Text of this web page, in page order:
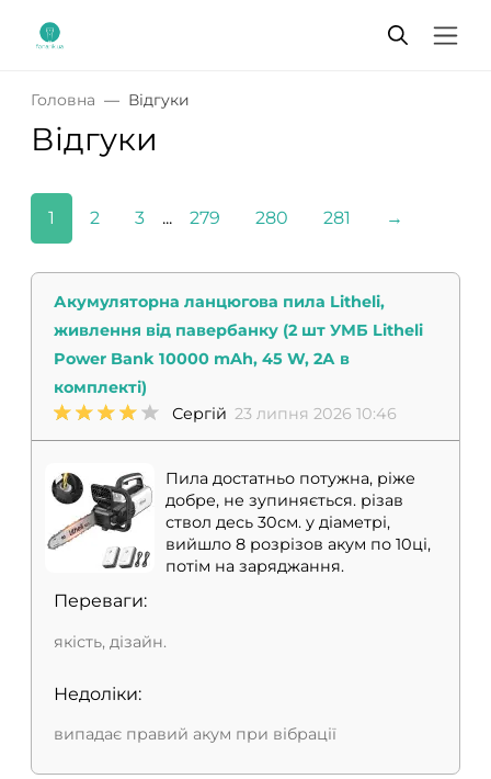
Головна Відгуки
Відгуки
1 2 3 ... 279 280 281 →
Акумуляторна ланцюгова пила Litheli,
живлення від павербанку (2 шт УМБ Litheli
Power Bank 10000 mAh, 45 W, 2А в
комплекті)
Сергій 23 липня 2026 10:46
Пила достатньо потужна, ріже
добре, не зупиняється. різав
ствол десь 30см. у діаметрі,
вийшло 8 розрізов акум по 10ці,
потім на заряджання.
Переваги:
якість, дізайн.
Недоліки:
випадає правий акум при вібрації